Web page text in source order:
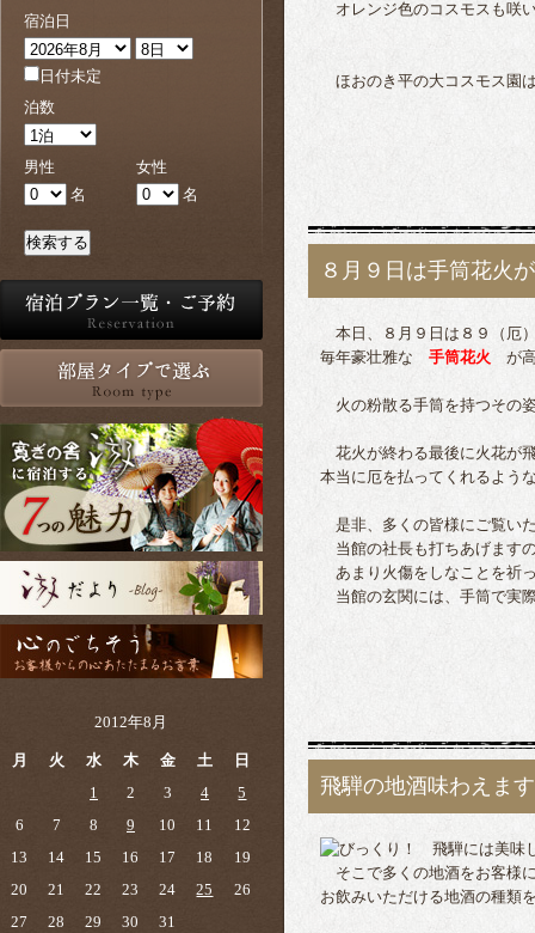
宿泊日
日付未定
泊数
男性
名
女性
名
検索する
2012年8月
月 火 水 木 金 土 日
1 2 3 4
5
6
7 8 9 10 11
12
13
14 15 16 17 18
19
20
21 22 23 24 25
26
27
28 29 30 31
オレンジ色のコスモスも咲
ほおのき平の大コスモス園
８月９日は手筒花火
本日、８月９日は８９（厄
毎年豪壮雅な 手筒花火 が高
火の粉散る手筒を持つその
花火が終わる最後に火花が
本当に厄を払ってくれるよう
是非、多くの皆様にご覧い
当館の社長も打ちあげます
あまり火傷をしなことを祈
当館の玄関には、手筒で実
飛騨の地酒味わえま
飛騨には美味
そこで多くの地酒をお客様
お飲みいただける地酒の種類